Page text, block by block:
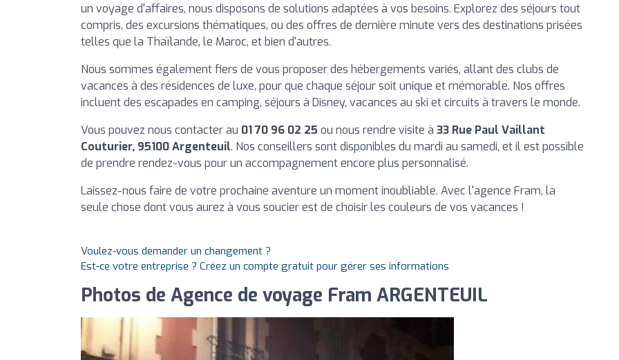
un voyage d'affaires, nous disposons de solutions adaptées à vos besoins. Explorez des séjours tout
compris, des excursions thématiques, ou des offres de dernière minute vers des destinations prisées
telles que la Thaïlande, le Maroc, et bien d'autres.
Nous sommes également fiers de vous proposer des hébergements variés, allant des clubs de
vacances à des résidences de luxe, pour que chaque séjour soit unique et mémorable. Nos offres
incluent des escapades en camping, séjours à Disney, vacances au ski et circuits à travers le monde.
Vous pouvez nous contacter au 01 70 96 02 25 ou nous rendre visite à 33 Rue Paul Vaillant
Couturier, 95100 Argenteuil. Nos conseillers sont disponibles du mardi au samedi, et il est possible
de prendre rendez-vous pour un accompagnement encore plus personnalisé.
Laissez-nous faire de votre prochaine aventure un moment inoubliable. Avec l'agence Fram, la
seule chose dont vous aurez à vous soucier est de choisir les couleurs de vos vacances !
Voulez-vous demander un changement ?
Est-ce votre entreprise ? Créez un compte gratuit pour gérer ses informations
Photos de Agence de voyage Fram ARGENTEUIL